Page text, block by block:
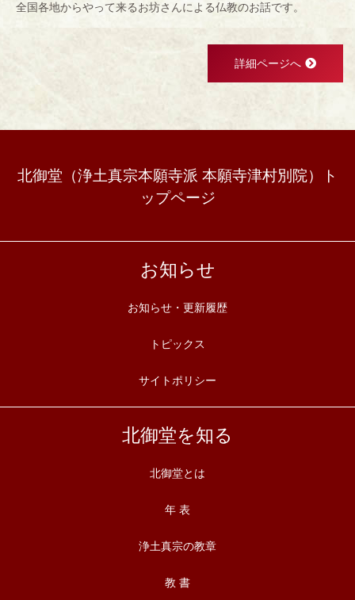
全国各地からやって来るお坊さんによる仏教のお話です。
詳細ページへ
北御堂（浄土真宗本願寺派 本願寺津村別院）ト
ップページ
お知らせ
お知らせ・更新履歴
トピックス
サイトポリシー
北御堂を知る
北御堂とは
年 表
浄土真宗の教章
教 書